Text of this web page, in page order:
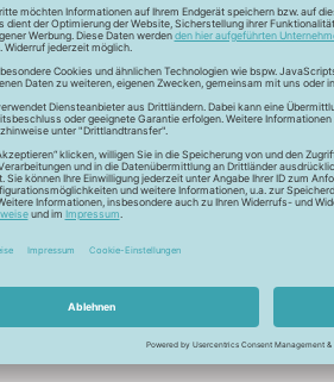
Unser